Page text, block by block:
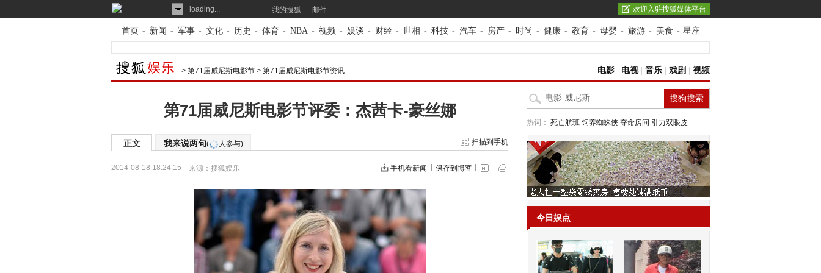
loading... 我的搜狐 邮件 欢迎入驻搜狐媒体平台
首页 - 新闻 - 军事 - 文化 - 历史 - 体育 - NBA - 视频 - 娱谈 - 财经 - 世相 - 科技 - 汽车 - 房产 - 时尚 - 健康 - 教育 - 母婴 - 旅游 - 美食 - 星座
> 第71届威尼斯电影节 > 第71届威尼斯电影节资讯 电影 电视| 音乐 戏剧 视频
第71届威尼斯电影节评委：杰茜卡-豪丝娜
正文 我来说两句( 人参与) 扫描到手机
2014-08-18 18:24:15 来源： 搜狐娱乐 手机看新闻 保存到博客
热词： 死亡航班 饲养蜘蛛侠 夺命房间 引力双眼皮
今日娱点